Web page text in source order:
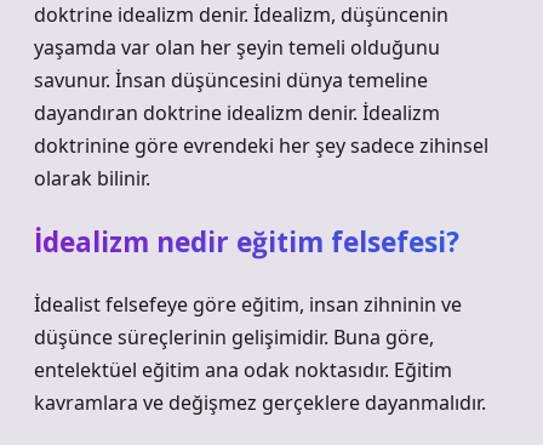
doktrine idealizm denir. İdealizm, düşüncenin
yaşamda var olan her şeyin temeli olduğunu
savunur. İnsan düşüncesini dünya temeline
dayandıran doktrine idealizm denir. İdealizm
doktrinine göre evrendeki her şey sadece zihinsel
olarak bilinir.
İdealizm nedir eğitim felsefesi?
İdealist felsefeye göre eğitim, insan zihninin ve
düşünce süreçlerinin gelişimidir. Buna göre,
entelektüel eğitim ana odak noktasıdır. Eğitim
kavramlara ve değişmez gerçeklere dayanmalıdır.